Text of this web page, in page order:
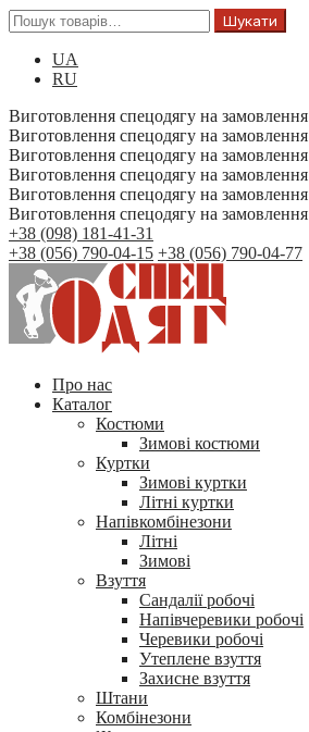
Шукати
UA
RU
Виготовлення спецодягу на замовлення
Виготовлення спецодягу на замовлення
Виготовлення спецодягу на замовлення
Виготовлення спецодягу на замовлення
Виготовлення спецодягу на замовлення
Виготовлення спецодягу на замовлення
+38 (098) 181-41-31
+38 (056) 790-04-15 +38 (056) 790-04-77
Про нас
Каталог
Костюми
Зимові костюми
Куртки
Зимові куртки
Літні куртки
Напівкомбінезони
Літні
Зимові
Взуття
Сандалії робочі
Напівчеревики робочі
Черевики робочі
Утеплене взуття
Захисне взуття
Штани
Комбінезони